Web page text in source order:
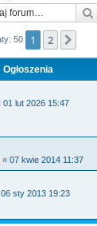
50 1 2
Ogłoszenia
01 lut 2026 15:47
« 07 kwie 2014 11:37
06 sty 2013 19:23